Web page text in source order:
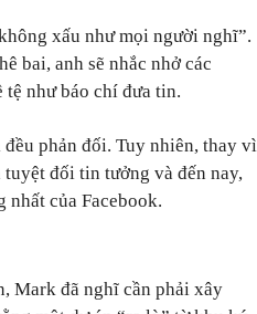
xấu như mọi người nghĩ”.
bai, anh sẽ nhắc nhở các
như báo chí đưa tin.
phản đối. Tuy nhiên, thay vì
đối tin tưởng và đến nay,
nhất của Facebook.
Mark đã nghĩ cần phải xây